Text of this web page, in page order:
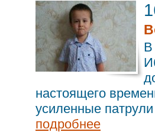
В
настоящего
усиленные
подробнее